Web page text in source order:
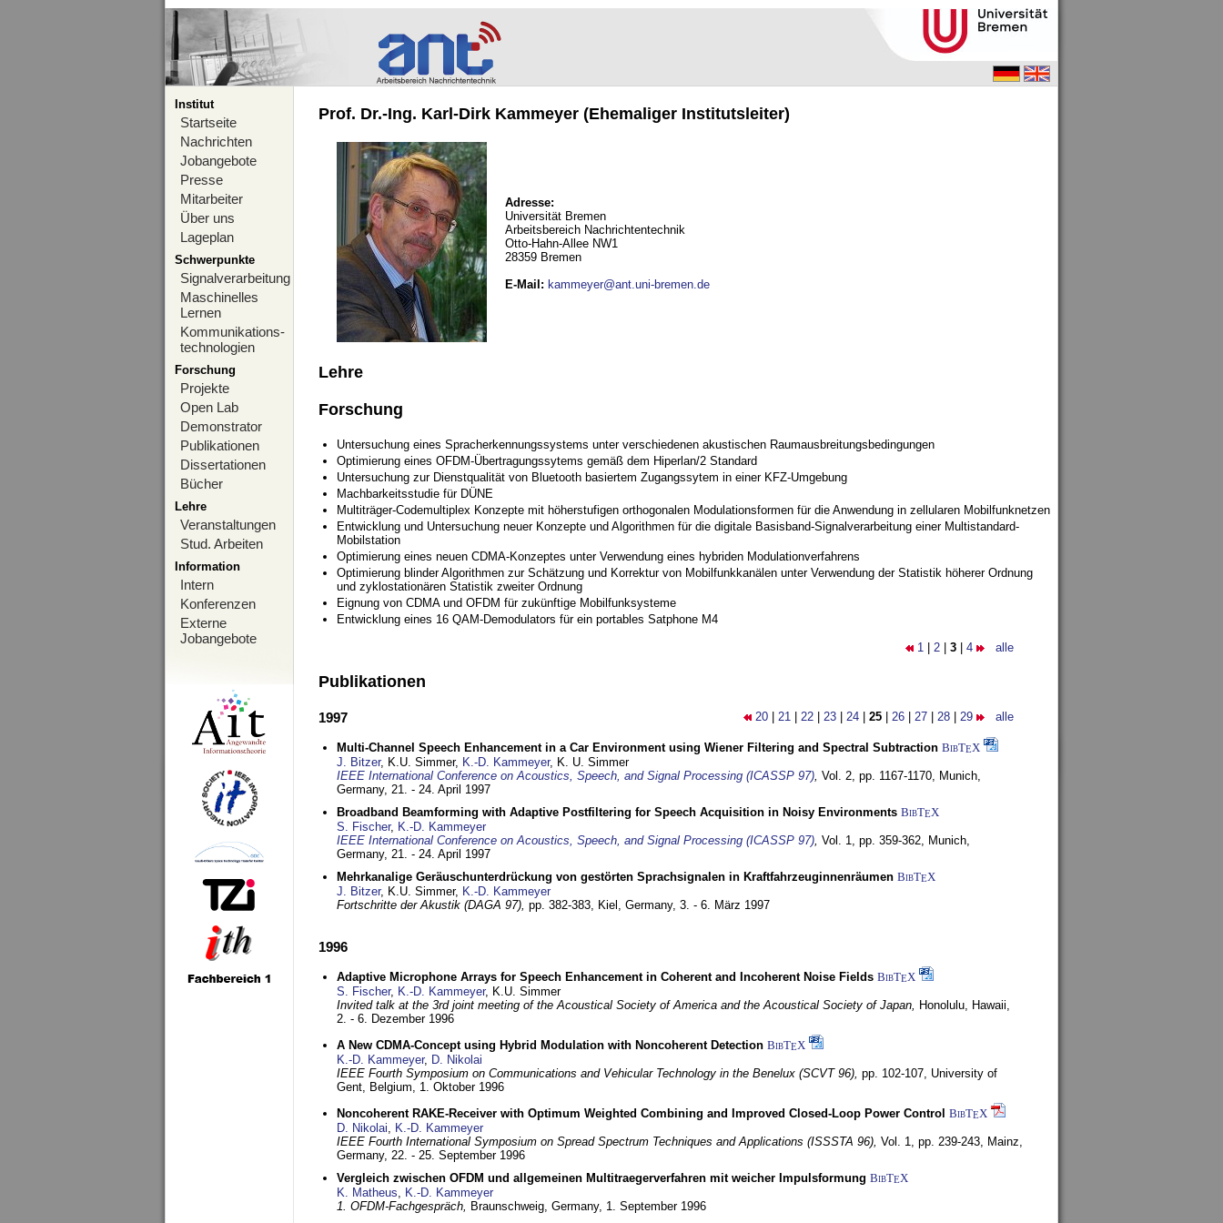
Institut
Startseite
Nachrichten
Jobangebote
Presse
Mitarbeiter
Über uns
Lageplan
Schwerpunkte
Signalverarbeitung
Maschinelles
Lernen
Kommunikations-
technologien
Forschung
Projekte
Open Lab
Demonstrator
Publikationen
Dissertationen
Bücher
Lehre
Veranstaltungen
Stud. Arbeiten
Information
Intern
Konferenzen
Externe
Jobangebote
Prof. Dr.-Ing. Karl-Dirk Kammeyer (Ehemaliger Institutsleiter)
Adresse:
Universität Bremen
Arbeitsbereich Nachrichtentechnik
Otto-Hahn-Allee NW1
28359 Bremen
E-Mail : kammeyer@ant.uni-bremen.de
Lehre
Forschung
Untersuchung eines Spracherkennungssystems unter verschiedenen akustischen Raumausbreitungsbedingungen
Optimierung eines OFDM-Übertragungssytems gemäß dem Hiperlan/2 Standard
Untersuchung zur Dienstqualität von Bluetooth basiertem Zugangssytem in einer KFZ-Umgebung
Machbarkeitsstudie für DÜNE
Multiträger-Codemultiplex Konzepte mit höherstufigen orthogonalen Modulationsformen für die Anwendung in zellularen Mobilfunknetzen
Entwicklung und Untersuchung neuer Konzepte und Algorithmen für die digitale Basisband-Signalverarbeitung einer Multistandard-
Mobilstation
Optimierung eines neuen CDMA-Konzeptes unter Verwendung eines hybriden Modulationverfahrens
Optimierung blinder Algorithmen zur Schätzung und Korrektur von Mobilfunkkanälen unter Verwendung der Statistik höherer Ordnung
und zyklostationären Statistik zweiter Ordnung
Eignung von CDMA und OFDM für zukünftige Mobilfunksysteme
Entwicklung eines 16 QAM-Demodulators für ein portables Satphone M4
1 2 3 4 alle
Publikationen
20 21 22 23 24 25 26 27 28 29 alle
1997
Multi-Channel Speech Enhancement in a Car Environment using Wiener Filtering and Spectral Subtraction BibTEX
J. Bitzer, K.U. Simmer, K.-D. Kammeyer, K. U. Simmer
IEEE International Conference on Acoustics, Speech, and Signal Processing (ICASSP 97), Vol. 2, pp. 1167-1170, Munich,
Germany, 21. - 24. April 1997
Broadband Beamforming with Adaptive Postfiltering for Speech Acquisition in Noisy Environments BibTEX
S. Fischer, K.-D. Kammeyer
IEEE International Conference on Acoustics, Speech, and Signal Processing (ICASSP 97), Vol. 1, pp. 359-362, Munich,
Germany, 21. - 24. April 1997
Mehrkanalige Geräuschunterdrückung von gestörten Sprachsignalen in Kraftfahrzeuginnenräumen BibTEX
J. Bitzer, K.U. Simmer, K.-D. Kammeyer
Fortschritte der Akustik (DAGA 97), pp. 382-383, Kiel, Germany, 3. - 6. März 1997
1996
Adaptive Microphone Arrays for Speech Enhancement in Coherent and Incoherent Noise Fields BibTEX
S. Fischer, K.-D. Kammeyer, K.U. Simmer
Invited talk at the 3rd joint meeting of the Acoustical Society of America and the Acoustical Society of Japan, Honolulu, Hawaii,
2. - 6. Dezember 1996
A New CDMA-Concept using Hybrid Modulation with Noncoherent Detection BibTEX
K.-D. Kammeyer, D. Nikolai
IEEE Fourth Symposium on Communications and Vehicular Technology in the Benelux (SCVT 96), pp. 102-107, University of
Gent, Belgium, 1. Oktober 1996
Noncoherent RAKE-Receiver with Optimum Weighted Combining and Improved Closed-Loop Power Control BibTEX
D. Nikolai, K.-D. Kammeyer
IEEE Fourth International Symposium on Spread Spectrum Techniques and Applications (ISSSTA 96), Vol. 1, pp. 239-243, Mainz,
Germany, 22. - 25. September 1996
Vergleich zwischen OFDM und allgemeinen Multitraegerverfahren mit weicher Impulsformung BibTEX
K. Matheus, K.-D. Kammeyer
1. OFDM-Fachgespräch, Braunschweig, Germany, 1. September 1996